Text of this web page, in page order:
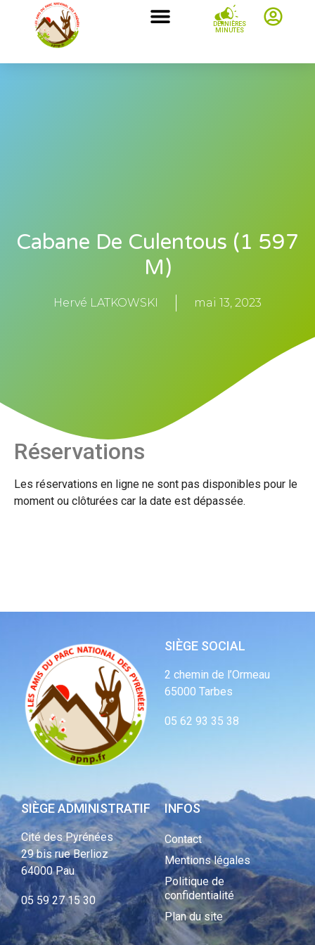
DERNIÈRES
MINUTES
Cabane De Culentous (1 597
M)
Hervé LATKOWSKI mai 13, 2023
Réservations
Les réservations en ligne ne sont pas disponibles pour le
moment ou clôturées car la date est dépassée.
SIÈGE SOCIAL
2 chemin de l’Ormeau
65000 Tarbes
05 62 93 35 38
SIÈGE ADMINISTRATIF
Cité des Pyrénées
29 bis rue Berlioz
64000 Pau
05 59 27 15 30
INFOS
Contact
Mentions légales
Politique de
confidentialité
Plan du site